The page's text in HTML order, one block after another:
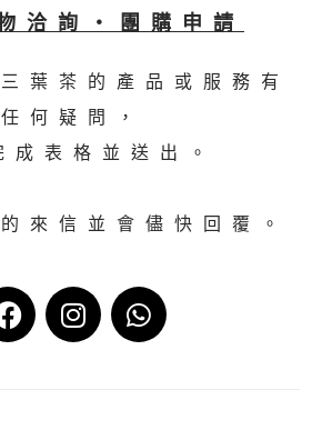
洽詢・團購申請
葉茶的產品或服務有
任何疑問，
成表格並送出。
來信並會儘快回覆。